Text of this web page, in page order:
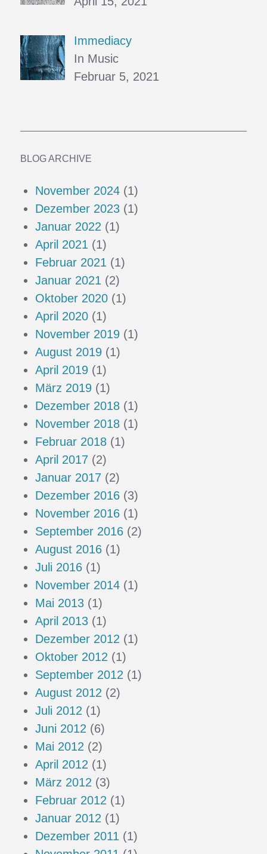
Immediacy
In Music
Februar 5, 2021
BLOG ARCHIVE
November 2024 (1)
Dezember 2023 (1)
Januar 2022 (1)
April 2021 (1)
Februar 2021 (1)
Januar 2021 (2)
Oktober 2020 (1)
April 2020 (1)
November 2019 (1)
August 2019 (1)
April 2019 (1)
März 2019 (1)
Dezember 2018 (1)
November 2018 (1)
Februar 2018 (1)
April 2017 (2)
Januar 2017 (2)
Dezember 2016 (3)
November 2016 (1)
September 2016 (2)
August 2016 (1)
Juli 2016 (1)
November 2014 (1)
Mai 2013 (1)
April 2013 (1)
Dezember 2012 (1)
Oktober 2012 (1)
September 2012 (1)
August 2012 (2)
Juli 2012 (1)
Juni 2012 (6)
Mai 2012 (2)
April 2012 (1)
März 2012 (3)
Februar 2012 (1)
Januar 2012 (1)
Dezember 2011 (1)